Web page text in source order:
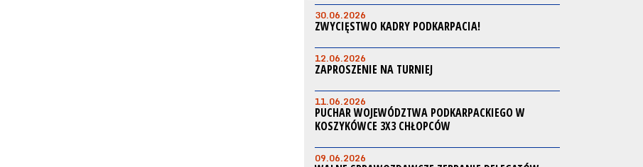
30.06.2026
ZWYCIĘSTWO KADRY PODKARPACIA!
12.06.2026
ZAPROSZENIE NA TURNIEJ
11.06.2026
PUCHAR WOJEWÓDZTWA PODKARPACKIEGO W
KOSZYKÓWCE 3X3 CHŁOPCÓW
09.06.2026